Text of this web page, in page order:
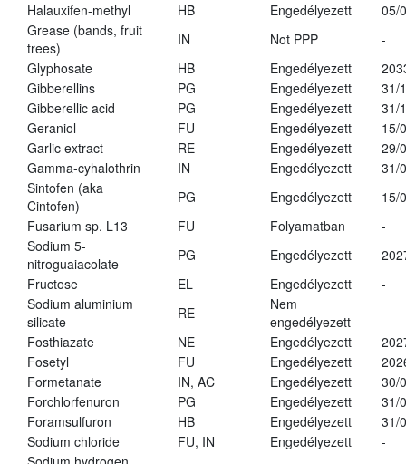
Halauxifen-methyl
HB Engedélyezett
05/
Grease (bands, fruit
trees)
IN Not PPP
-
Glyphosate
HB Engedélyezett
Gibberellins
PG Engedélyezett
31/
Gibberellic acid
PG Engedélyezett
31/
Geraniol
FU Engedélyezett
15/
Garlic extract
RE Engedélyezett
29/
Gamma-cyhalothrin
IN Engedélyezett
31/
Sintofen (aka
Cintofen)
PG Engedélyezett
15/
Fusarium sp. L13
FU Folyamatban
-
Sodium 5-
nitroguaiacolate
PG Engedélyezett
Fructose
EL Engedélyezett
-
Sodium aluminium
silicate
RE
Nem
engedélyezett
Fosthiazate
NE Engedélyezett
Fosetyl
FU Engedélyezett
Formetanate
IN, AC Engedélyezett
30/
Forchlorfenuron
PG Engedélyezett
31/
Foramsulfuron
HB Engedélyezett
31/
Sodium chloride
FU, IN Engedélyezett
-